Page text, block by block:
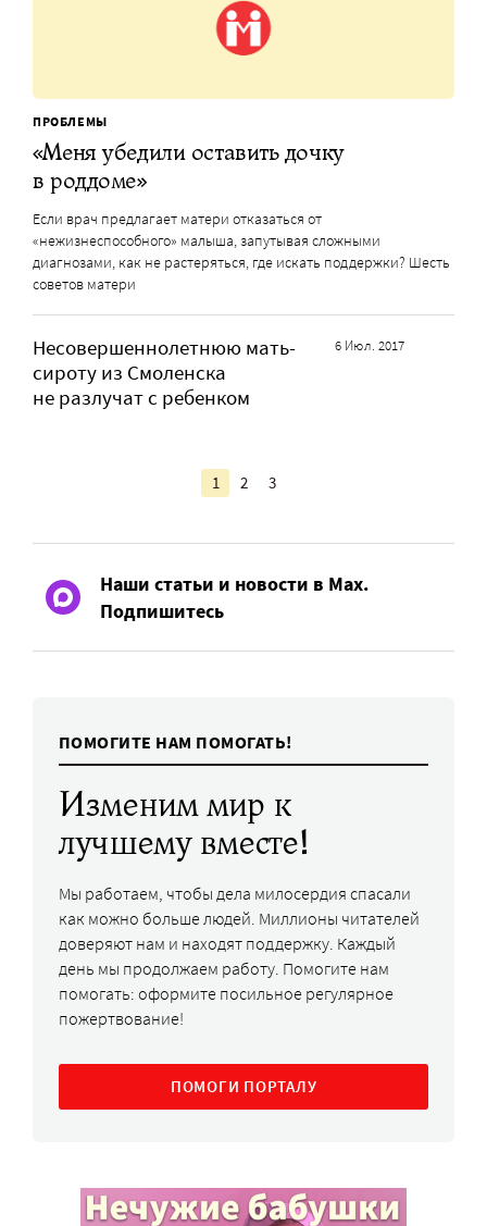
ПРОБЛЕМЫ
«Меня убедили оставить дочку
в роддоме»
Если врач предлагает матери отказаться от
«нежизнеспособного» малыша, запутывая сложными
диагнозами, как не растеряться, где искать поддержки? Шесть
советов матери
Несовершеннолетнюю мать-
сироту из Смоленска
не разлучат с ребенком
6 Июл. 2017
1 2 3
Наши статьи и новости в Max.
Подпишитесь
ПОМОГИТЕ НАМ ПОМОГАТЬ!
Изменим мир к
лучшему вместе!
Мы работаем, чтобы дела милосердия спасали
как можно больше людей. Миллионы читателей
доверяют нам и находят поддержку. Каждый
день мы продолжаем работу. Помогите нам
помогать: оформите посильное регулярное
пожертвование!
ПОМОГИ ПОРТАЛУ